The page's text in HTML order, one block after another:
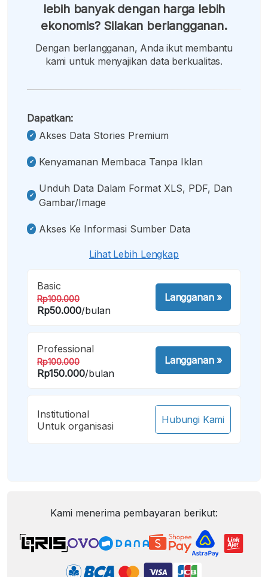
lebih banyak dengan harga lebih
ekonomis? Silakan berlangganan.
Dengan berlangganan, Anda ikut membantu
kami untuk menyajikan data berkualitas.
Dapatkan:
Akses Data Stories Premium
Kenyamanan Membaca Tanpa Iklan
Unduh Data Dalam Format XLS, PDF, Dan
Gambar/image
Akses Ke Informasi Sumber Data
Lihat Lebih Lengkap
Basic
Rp100.000
Rp50.000/bulan
Langganan»
Professional
Rp100.000
Rp150.000/bulan
Langganan»
Institutional
Untuk organisasi
Hubungi Kami
Kami menerima pembayaran berikut: